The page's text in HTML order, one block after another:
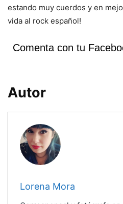
estando muy cuerdos y en
vida al rock español!
Comenta con tu
Autor
Lorena Mora